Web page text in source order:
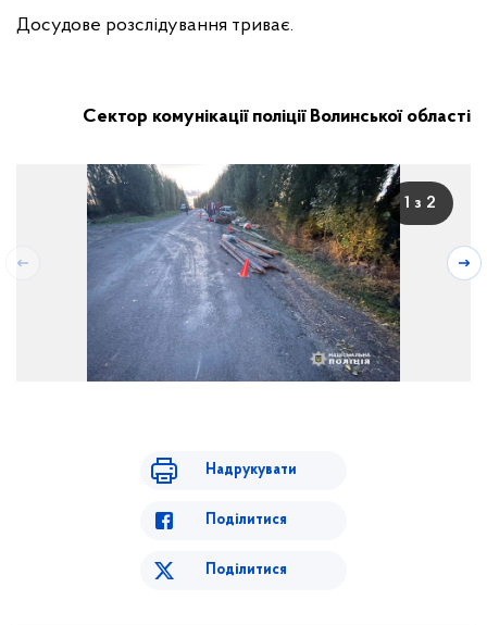
Досудове розслідування триває.
Сектор комунікації поліції Волинської області
1 з 2
Надрукувати
Поділитися
Поділитися